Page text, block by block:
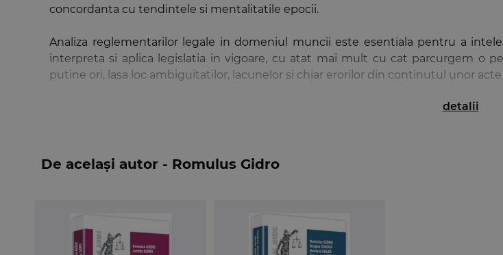
concordanta cu tendintele si mentalitatile epocii.
Analiza reglementarilor legale in domeniul muncii este esentiala pentru a
interpreta si aplica legislatia in vigoare, cu atat mai mult cu cat parcurgem o
putine ori, lasa loc ambiguitatilor, lacunelor si chiar erorilor din continutul unor
Remodelarea permanenta a legislatiei muncii ii obliga pe juristi, in general, si
publica, masteranzilor si doctoranzilor in domeniu, dar noi speram ca ea va
teoreticienilor, cadre didactice si cercetatori, provocandu-i la exprimari de
detalii
De același autor - Romulus Gidro